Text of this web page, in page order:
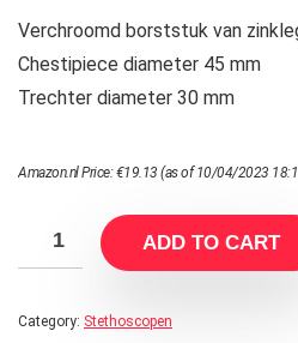
Verchroomd borststuk van
Chestipiece diameter 45 mm
Trechter diameter 30 mm
Amazon.nl Price:€19.13 (as of 10/04/2023
ADD TO CART
Category: Stethoscopen